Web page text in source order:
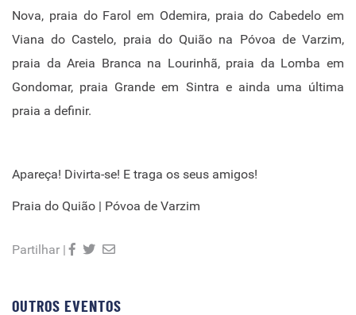
Nova, praia do Farol em Odemira, praia do Cabedelo em
Viana do Castelo, praia do Quião na Póvoa de Varzim,
praia da Areia Branca na Lourinhã, praia da Lomba em
Gondomar, praia Grande em Sintra e ainda uma última
praia a definir.
Apareça! Divirta-se! E traga os seus amigos!
Praia do Quião | Póvoa de Varzim
Partilhar |
OUTROS EVENTOS